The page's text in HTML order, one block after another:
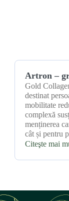
Artron –
Gold
destinat
mobilitate
complexă
menținerea
cât și pentru
Citeşte mai